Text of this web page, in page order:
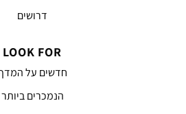
דרושים
LOOK FOR
חדשים על המדף
הנמכרים ביותר